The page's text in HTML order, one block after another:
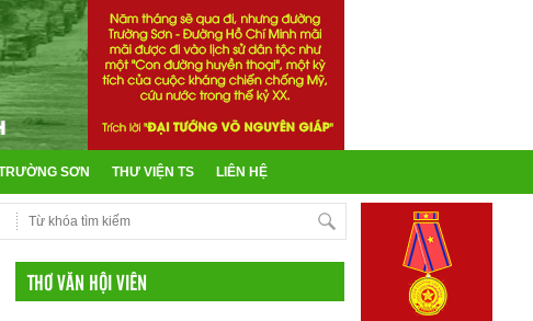
SƠN THƯ VIỆN TS LIÊN HỆ
THƠ VĂN HỘI VIÊN